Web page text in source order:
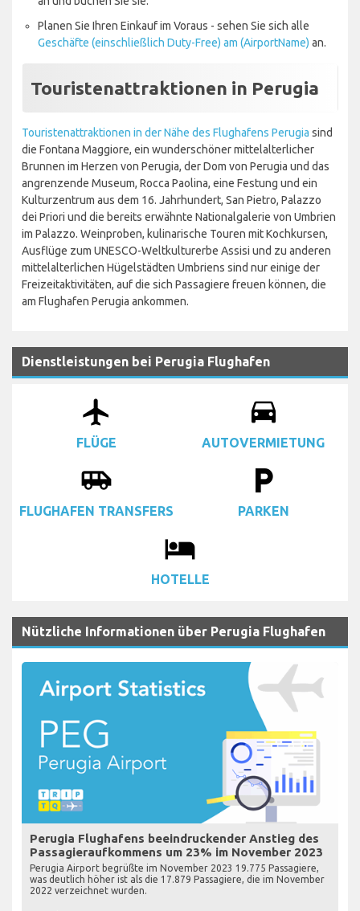
Planen Sie Ihren Einkauf im Voraus - sehen Sie sich alle
Geschäfte (einschließlich Duty-Free) am (AirportName) an.
Touristenattraktionen in Perugia
Touristenattraktionen in der Nähe des Flughafens Perugia sind
die Fontana Maggiore, ein wunderschöner mittelalterlicher
Brunnen im Herzen von Perugia, der Dom von Perugia und das
angrenzende Museum, Rocca Paolina, eine Festung und ein
Kulturzentrum aus dem 16. Jahrhundert, San Pietro, Palazzo
dei Priori und die bereits erwähnte Nationalgalerie von Umbrien
im Palazzo. Weinproben, kulinarische Touren mit Kochkursen,
Ausflüge zum UNESCO-Weltkulturerbe Assisi und zu anderen
mittelalterlichen Hügelstädten Umbriens sind nur einige der
Freizeitaktivitäten, auf die sich Passagiere freuen können, die
am Flughafen Perugia ankommen.
Dienstleistungen bei Perugia Flughafen
airplanemode_active
FLÜGE
drive_eta
AUTOVERMIETUNG
airport_shuttle
FLUGHAFEN TRANSFERS
local_parking
PARKEN
local_hotel
HOTELLE
Nützliche Informationen über Perugia Flughafen
Perugia Flughafens beeindruckender Anstieg des
Passagieraufkommens um 23% im November 2023
Perugia Airport begrüßte im November 2023 19.775 Passagiere,
was deutlich höher ist als die 17.879 Passagiere, die im November
2022 verzeichnet wurden.